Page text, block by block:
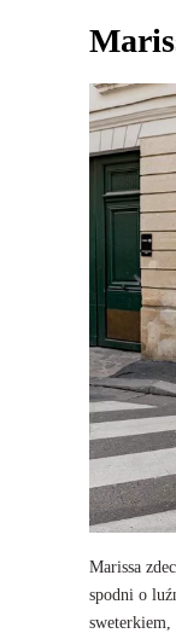
Marissa
spodni o
sweterkiem,